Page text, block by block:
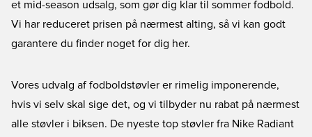
et mid-season udsalg, som gør dig klar til sommer fodbold.
Vi har reduceret prisen på nærmest alting, så vi kan godt
garantere du finder noget for dig her.
Vores udvalg af fodboldstøvler er rimelig imponerende,
hvis vi selv skal sige det, og vi tilbyder nu rabat på nærmest
alle støvler i biksen. De nyeste top støvler fra Nike Radiant